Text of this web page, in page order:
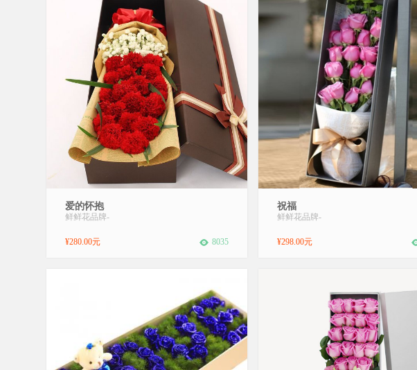
[包 装]：：精美包装后放入礼盒，精美礼盒
（包装盒备货不同而有所改变）。[花 语]：
场合]：生日,祝福,节日...
爱的怀抱
鲜鲜花品牌-
¥280.00元 8035
商品规格：紫玫瑰16枝 黄莺商品包装
紫色玫瑰礼盒装送花对象：恋人 客户
日：情人节 三八节 七夕节 免费赠送
祝福
鲜鲜花品牌-
¥298.00元